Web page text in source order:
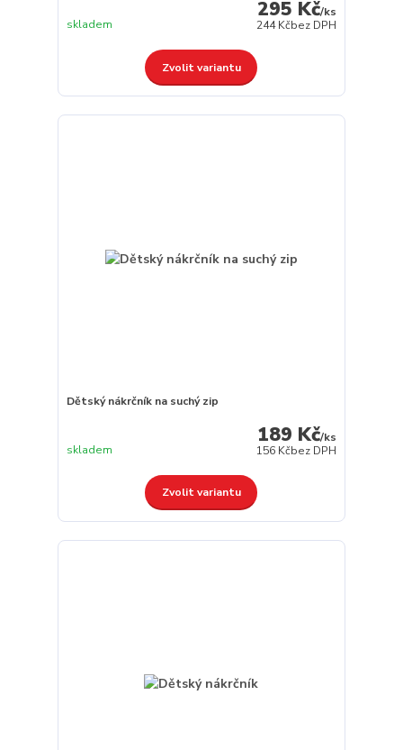
295 Kč/ks
244 Kčbez DPH
skladem
Zvolit variantu
Dětský nákrčník na suchý zip
189 Kč/ks
156 Kčbez DPH
skladem
Zvolit variantu